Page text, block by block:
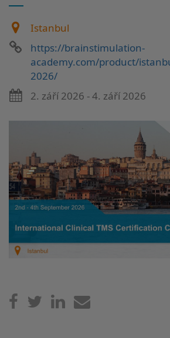
Istanbul
https://brainstimulation-
academy.com/product/
2026/
2. září 2026 - 4. září 2026